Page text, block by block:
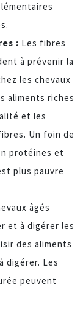
: Les fibres
à prévenir la
les chevaux
aliments riches
et les
Un foin de
protéines et
plus pauvre
âgés
et à digérer les
des aliments
digérer. Les
peuvent